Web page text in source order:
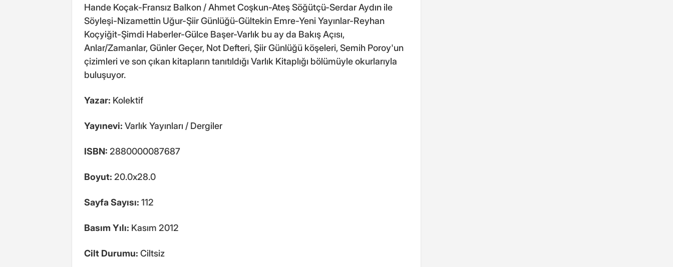
Hande Koçak-Fransız Balkon / Ahmet Coşkun-Ateş Söğütçü-Serdar Aydın ile
Söyleşi-Nizamettin Uğur-Şiir Günlüğü-Gültekin Emre-Yeni Yayınlar-Reyhan
Koçyiğit-Şimdi Haberler-Gülce Başer-Varlık bu ay da Bakış Açısı,
Anlar/Zamanlar, Günler Geçer, Not Defteri, Şiir Günlüğü köşeleri, Semih Poroy'un
çizimleri ve son çıkan kitapların tanıtıldığı Varlık Kitaplığı bölümüyle okurlarıyla
buluşuyor.
Yazar: Kolektif
Yayınevi: Varlık Yayınları / Dergiler
ISBN: 2880000087687
Boyut: 20.0x28.0
Sayfa Sayısı: 112
Basım Yılı: Kasım 2012
Cilt Durumu: Ciltsiz